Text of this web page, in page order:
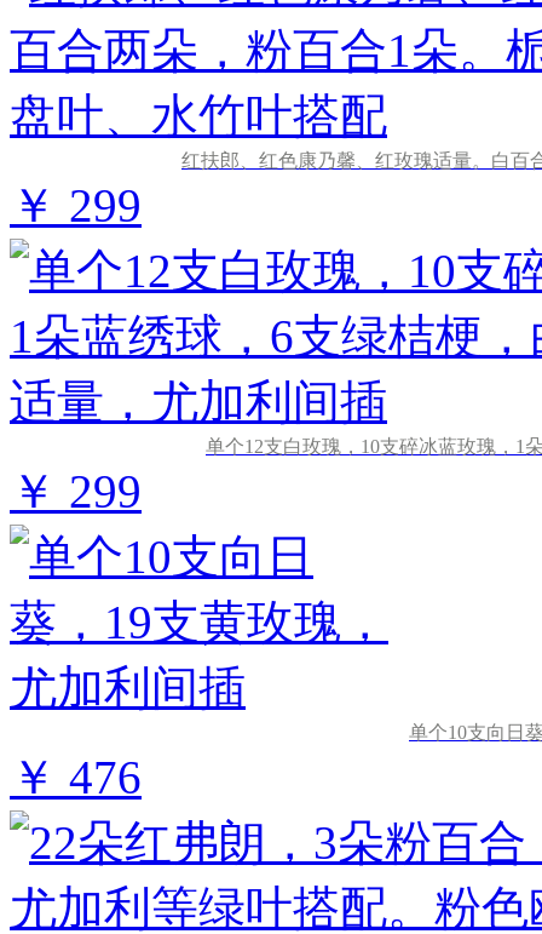
红扶郎、红色康乃馨、红玫瑰适量。白百
￥ 299
单个12支白玫瑰，10支碎冰蓝玫瑰，1
￥ 299
单个10支向日
￥ 476